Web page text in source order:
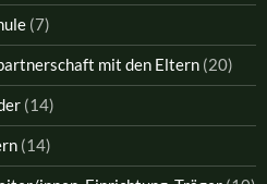
(7)
mit den Eltern (20)
(14)
(14)